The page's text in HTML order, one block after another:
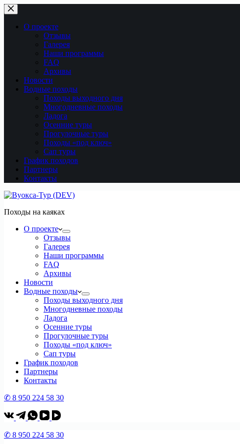
Перейти
к
сути
О проекте
Отзывы
Галерея
Наши программы
FAQ
Архивы
Новости
Водные походы
Походы выходного дня
Многодневные походы
Ладога
Осенние туры
Прогулочные туры
Походы «под ключ»
Сап туры
График походов
Партнеры
Контакты
Походы на каяках
О проекте
Отзывы
Галерея
Наши программы
FAQ
Архивы
Новости
Водные походы
Походы выходного дня
Многодневные походы
Ладога
Осенние туры
Прогулочные туры
Походы «под ключ»
Сап туры
График походов
Партнеры
Контакты
✆ 8 950 224 58 30
✆ 8 950 224 58 30